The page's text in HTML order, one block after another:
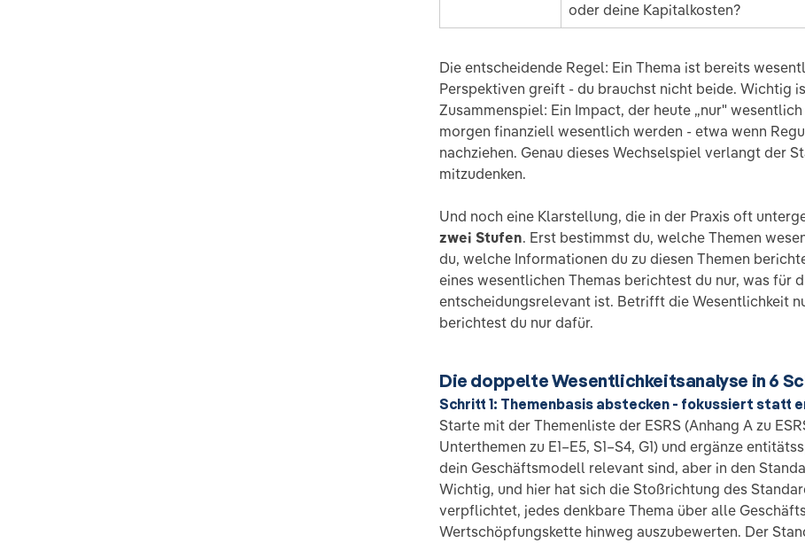
oder deine Kapitalkosten?
Die entscheidende Regel: Ein Thema ist bereits
Perspektiven greift - du brauchst nicht beide. Wichtig
Zusammenspiel: Ein Impact, der heute „nur"
morgen finanziell wesentlich werden - etwa wenn
nachziehen. Genau dieses Wechselspiel verlangt der
mitzudenken.
Und noch eine Klarstellung, die in der Praxis oft
zwei Stufen. Erst bestimmst du, welche Themen
du, welche Informationen du zu diesen Themen
eines wesentlichen Themas berichtest du nur, was für
entscheidungsrelevant ist. Betrifft die Wesentlichkeit
berichtest du nur dafür.
Die doppelte Wesentlichkeitsanalyse in 6
Schritt 1: Themenbasis abstecken - fokussiert statt
Starte mit der Themenliste der ESRS (Anhang A zu
Unterthemen zu E1–E5, S1–S4, G1) und ergänze
dein Geschäftsmodell relevant sind, aber in den
Wichtig, und hier hat sich die Stoßrichtung des
verpflichtet, jedes denkbare Thema über alle
Wertschöpfungskette hinweg auszubewerten. Der